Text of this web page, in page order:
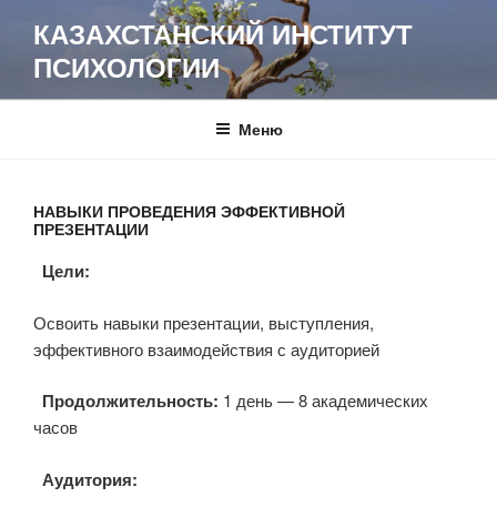
содержимому
КАЗАХСТАНСКИЙ ИНСТИТУТ
ПСИХОЛОГИИ
Меню
НАВЫКИ ПРОВЕДЕНИЯ ЭФФЕКТИВНОЙ
ПРЕЗЕНТАЦИИ
Цели:
Освоить навыки презентации, выступления,
эффективного взаимодействия с аудиторией
Продолжительность: 1 день — 8 академических
часов
Аудитория: